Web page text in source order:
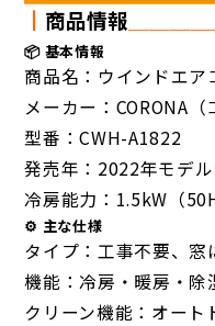
┃ 商品情報
📦 基本情報
商品名：ウインドエア
メーカー：CORONA（
型番：CWH-A1822
発売年：2022年モデル
冷房能力：1.5kW（
⚙️ 主な仕様
タイプ：工事不要、窓
機能：冷房・暖房・除
クリーン機能：オー